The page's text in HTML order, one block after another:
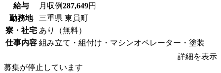
給与 月収例287,649円
勤務地
三重県 東員町
寮・社宅 あり（無料）
仕事内容 組み立て・組付け・マシンオペレーター・塗装
詳細を表示
募集が停止しています